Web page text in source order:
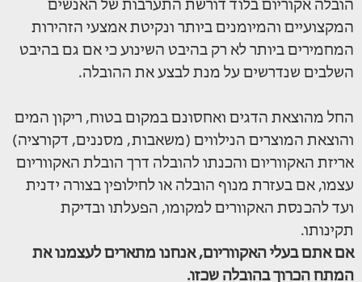
הובלה אקוריום בלוד דורשת התערבות של האנשים
המקצועיים והמיומנים ביותר ונקיטת אמצעי הזהירות
המחמירים ביותר לא רק בהיבט השינוע כי אם גם בהיבט
השלבים שנדרשים על מנת לבצע את ההובלה.
החל מהוצאת הדגים ואחסונם במקום בטוח, ריקון המים
והוצאת המוצרים הנילווים (משאבות, מסננים, דקורציה)
אריזת האקווריום והכנתו להובלה דרך הובלת האקווריום
עצמו, אם בעזרת מנוף הובלה או לחילופין בצורה ידנית
ועד להכנסת האקוורים למקומו, הפעלתו ובדיקת
תקינותו.
אם אתם בעלי האקווריום, אנחנו מתארים לעצמנו את
המתח הכרוך בהובלה שכזו.